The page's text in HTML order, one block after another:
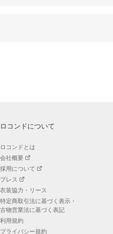
ロコンドについて
ロコンドとは
会社概要
採用について
プレス
衣装協力・リース
特定商取引法に基づく表示・
古物営業法に基づく表記
利用規約
プライバシー規約